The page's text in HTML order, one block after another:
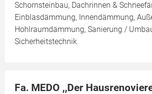
Schornsteinbau, Dachrinnen &
Einblasdämmung, Innendämmung,
Hohlraumdämmung, Sanierung /
Sicherheitstechnik
Fa. MEDO ,,Der